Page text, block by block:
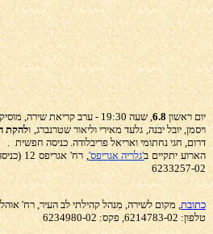
יום ראשון6.8, שעה 19:30 - ערב קריאת שירה, מוסיקה ויין עם
ויסמן, יובל יבנה, גלעד מאירי וליאור שטרנברג, ולהקת
דרום, חגי נחתומי ואריאל פריבלודה. כניסה חפשית .
הארוע יתקיים ב'גלריה אגריפס'
, רח'
6233257-02
כתובת
טלפון: 6214783-02, פקס: 6234980-02